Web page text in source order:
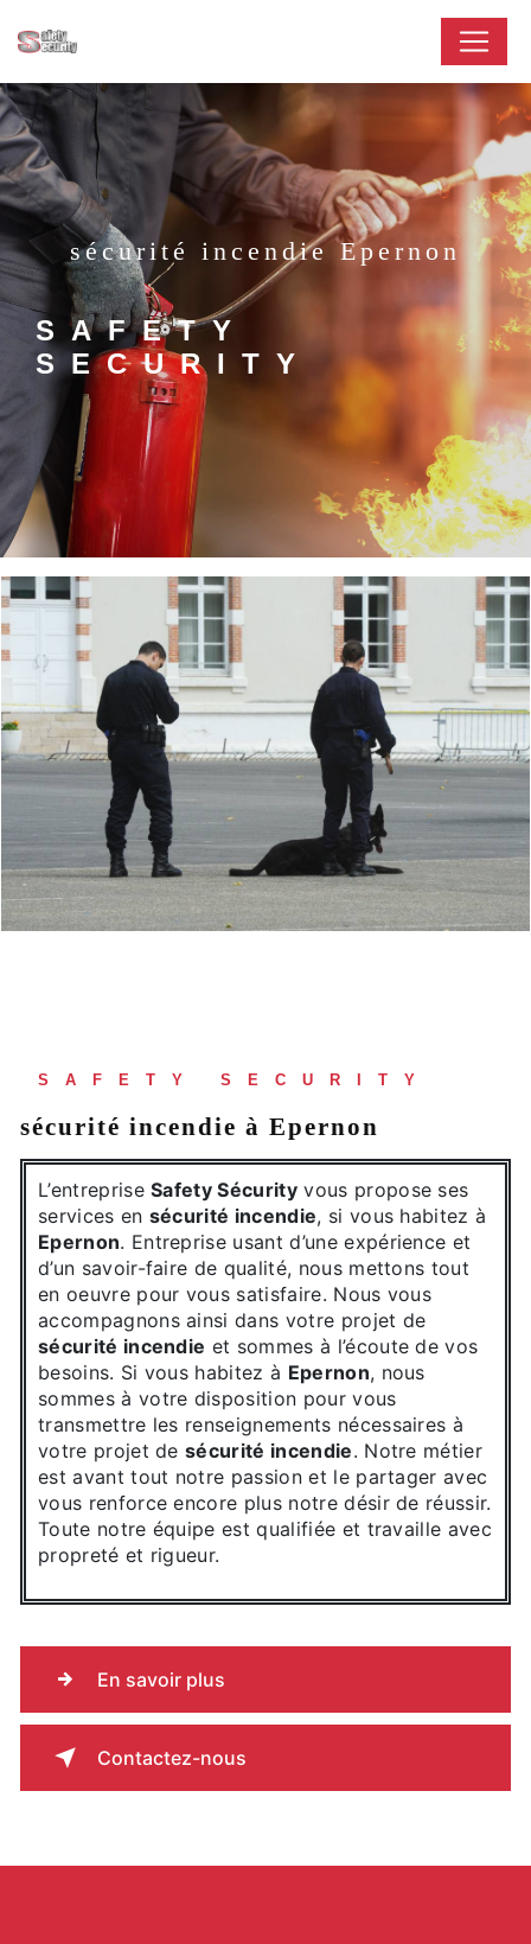
sécurité incendie Epernon
SAFETY
SECURITY
SAFETY SECURITY
sécurité incendie à Epernon
L’entrepriseSafety Sécurityvous propose ses
services en sécurité incendie, si vous habitez à
Epernon. Entreprise usant d’une expérience et
d’un savoir-faire de qualité, nous mettons tout
en oeuvre pour vous satisfaire. Nous vous
accompagnons ainsi dans votre projet de
sécurité incendie et sommes à l’écoute de vos
besoins. Si vous habitez à Epernon, nous
sommes à votre disposition pour vous
transmettre les renseignements nécessaires à
votre projet desécurité incendie. Notre métier
est avant tout notre passion et le partager avec
vous renforce encore plus notre désir de réussir.
Toute notre équipe est qualifiée et travaille avec
propreté et rigueur.
En savoir plus
Contactez-nous